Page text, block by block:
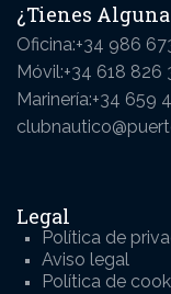
¿Tienes
Oficina:+34 986
Móvil:+34 618 826
Marinería:+34 659
Legal
Política de
Aviso legal
Política de